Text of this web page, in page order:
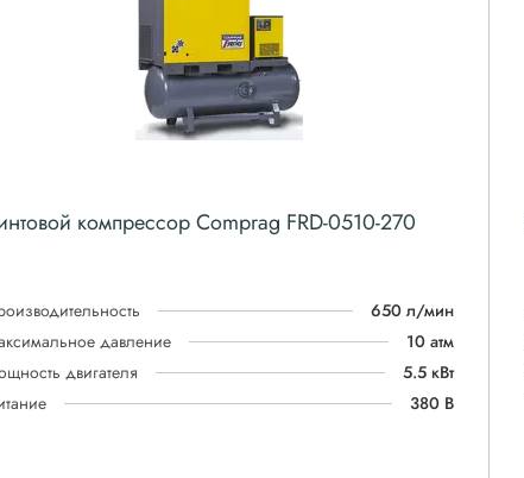
компрессор Comprag FRD-0510-270
650 л/мин
давление
10 атм
двигателя
5.5 кВт
380 В